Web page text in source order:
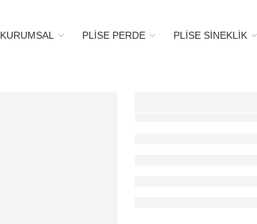
KURUMSAL PLİSE PERDE PLİSE SİNEKLİK